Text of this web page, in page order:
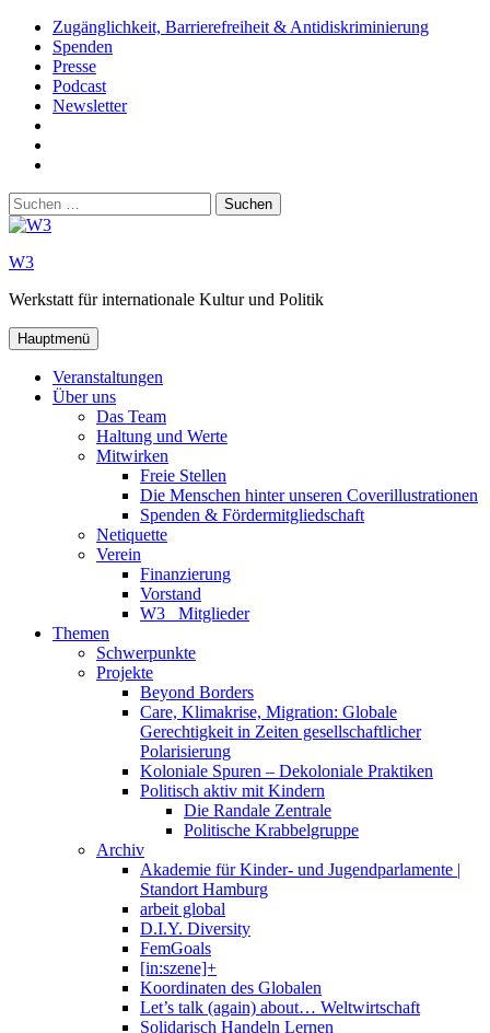
Zum
Inhalt
springen
Zugänglichkeit, Barrierefreiheit & Antidiskriminierung
Spenden
Presse
Podcast
Newsletter
Youtube
Suchen
nach:
W3
Werkstatt für internationale Kultur und Politik
Hauptmenü
Veranstaltungen
Über uns
Das Team
Haltung und Werte
Mitwirken
Freie Stellen
Die Menschen hinter unseren Coverillustrationen
Spenden & Fördermitgliedschaft
Netiquette
Verein
Finanzierung
Vorstand
W3_ Mitglieder
Themen
Schwerpunkte
Projekte
Beyond Borders
Care, Klimakrise, Migration: Globale
Gerechtigkeit in Zeiten gesellschaftlicher
Polarisierung
Koloniale Spuren – Dekoloniale Praktiken
Politisch aktiv mit Kindern
Die Randale Zentrale
Politische Krabbelgruppe
Archiv
Akademie für Kinder- und Jugendparlamente |
Standort Hamburg
arbeit global
D.I.Y. Diversity
FemGoals
[in:szene]+
Koordinaten des Globalen
Let’s talk (again) about… Weltwirtschaft
Solidarisch Handeln Lernen